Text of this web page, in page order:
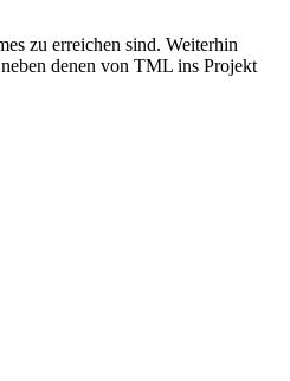
zu erreichen sind. Weiterhin
denen von TML ins Projekt